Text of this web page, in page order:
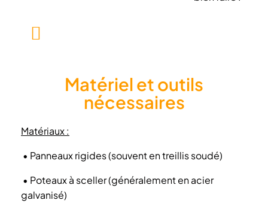
Matériel et outils
nécessaires
Matériaux :
• Panneaux rigides (souvent en treillis soudé)
• Poteaux à sceller (généralement en acier
galvanisé)